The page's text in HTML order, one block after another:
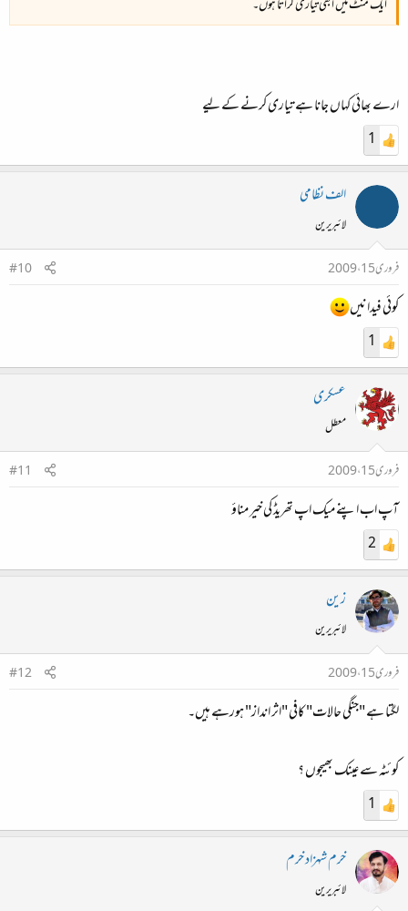
ایک منٹ میں ابھی تیاری کراتا ہوں۔
ارے بھائی کہاں جانا ہے تیاری کرنے کے لیے
1
الف نظامی
لائبریرین
فروری 15، 2009
#10
کوئی فیدا نیں
1
عسکری
معطل
فروری 15، 2009
#11
آپ اب اپنے میک اپ تھریڈ کی خیر مناؤ
2
زین
لائبریرین
فروری 15، 2009
#12
لگتا ہے "جنگی حالات" کافی "اثر انداز" ہورہے ہیں۔
کوئٹہ سے عینک بھیجوں ؟
1
خرم شہزاد خرم
لائبریرین